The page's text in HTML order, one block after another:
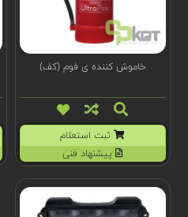
خاموش کننده ی فوم (کف)
ثبت استعلام
پیشنهاد فنی